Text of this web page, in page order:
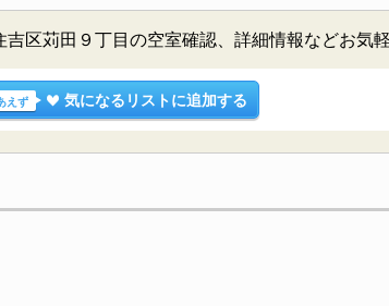
区苅田９丁目の空室確認、詳細情報などお気
えず 気になるリストに追加する